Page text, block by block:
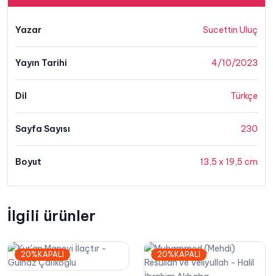
Yazar Sucettin Uluç
Yayın Tarihi 4/10/2023
Dil Türkçe
Sayfa Sayısı 230
Boyut 13,5 x 19,5 cm
İlgili ürünler
20%KAPALI 20%KAPALI